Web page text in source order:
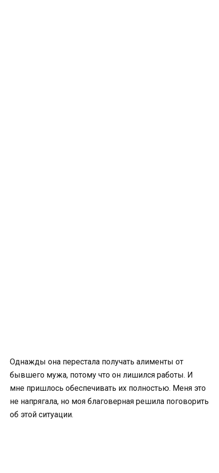
Однажды она перестала получать алименты от
бывшего мужа, потому что он лишился работы. И
мне пришлось обеспечивать их полностью. Меня это
не напрягала, но моя благоверная решила поговорить
об этой ситуации.